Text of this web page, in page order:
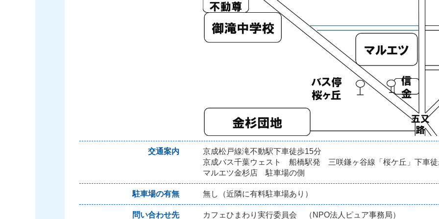
交通案内
京成松戸線滝不動駅下車徒歩15分
京成バス千葉ウェスト 船橋駅発 三咲鎌ヶ谷線「桜ケ丘」下車徒
マルエツ金杉店 駐車場の側
駐車場の有無 無し（近隣に有料駐車場あり）
問い合わせ先 カフェひまわり実行委員会 （NPO法人ピュア事務局）